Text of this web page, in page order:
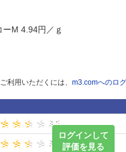
M 4.94円／ｇ
利用いただくには、 m3.comへのロ
ログインして
評価を見る